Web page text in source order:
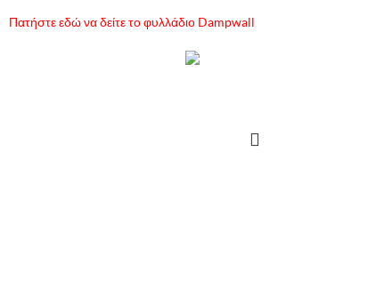
Πατήστε εδώ να δείτε το φυλλάδιο Dampwall